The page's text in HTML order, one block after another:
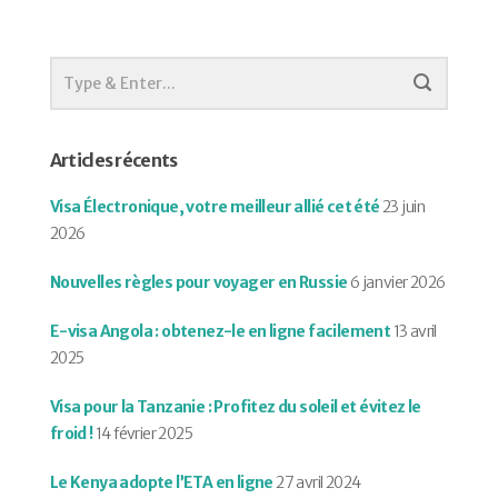
Articles récents
Visa Électronique, votre meilleur allié cet été23 juin
2026
Nouvelles règles pour voyager en Russie 6 janvier 2026
E-visa Angola : obtenez-le en ligne facilement 13 avril
2025
Visa pour la Tanzanie : Profitez du soleil et évitez le
froid !14 février 2025
Le Kenya adopte l’ETA en ligne27 avril 2024